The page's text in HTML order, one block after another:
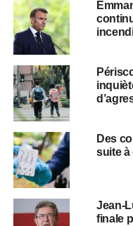
Des
suite à
Jean-
finale